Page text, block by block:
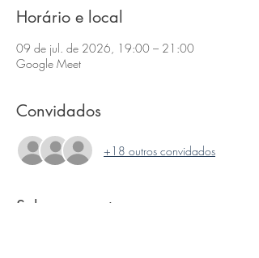
Horário e local
09 de jul. de 2026, 19:00 – 21:00
Google Meet
Convidados
+18 outros convidados
Sobre o evento